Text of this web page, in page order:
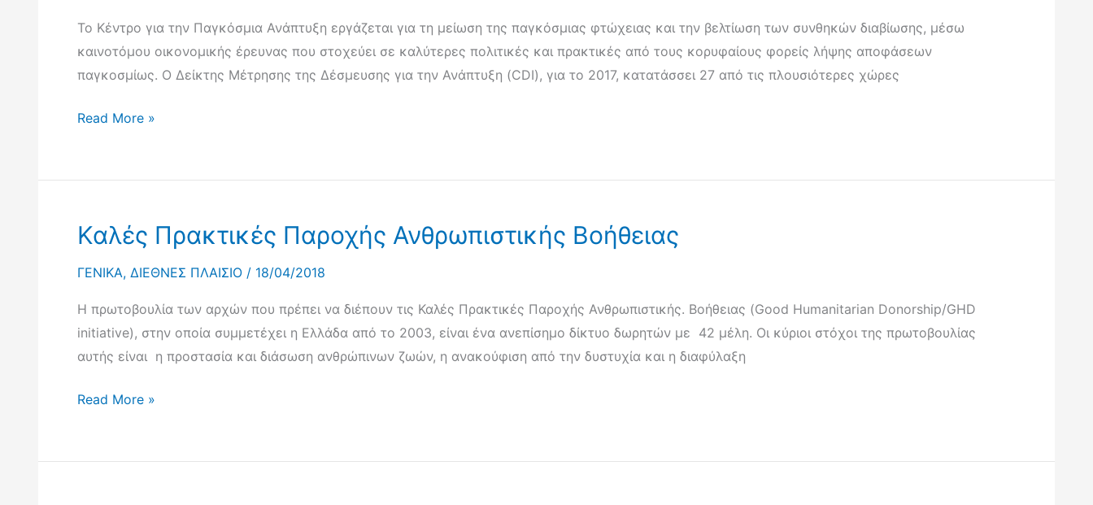
Το Κέντρο για την Παγκόσμια Ανάπτυξη εργάζεται για τη μείωση της παγκόσμιας φτώχειας και την βελτίωση των συνθηκών διαβίωσης, μέσω
καινοτόμου οικονομικής έρευνας που στοχεύει σε καλύτερες πολιτικές και πρακτικές από τους κορυφαίους φορείς λήψης αποφάσεων
παγκοσμίως. Ο Δείκτης Μέτρησης της Δέσμευσης για την Ανάπτυξη (CDI), για το 2017, κατατάσσει 27 από τις πλουσιότερες χώρες
Οι
με
Δείκτη
Μέτρησης
της
Δέσμευσης
την
Read More »
Καλές Πρακτικές Παροχής Ανθρωπιστικής Βοήθειας
ΓΕΝΙΚΑ, ΔΙΕΘΝΕΣ ΠΛΑΙΣΙΟ / 18/04/2018
Η πρωτοβουλία των αρχών που πρέπει να διέπουν τις Καλές Πρακτικές Παροχής Ανθρωπιστικής. Βοήθειας (Good Humanitarian Donorship/GHD
initiative), στην οποία συμμετέχει η Ελλάδα από το 2003, είναι ένα ανεπίσημο δίκτυο δωρητών με 42 μέλη. Οι κύριοι στόχοι της πρωτοβουλίας
αυτής είναι η προστασία και διάσωση ανθρώπινων ζωών, η ανακούφιση από την δυστυχία και η διαφύλαξη
Καλές
Read More »